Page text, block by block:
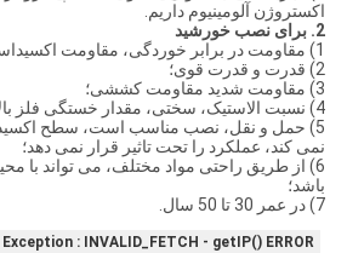
اکستروژن آلومینیوم داریم.
2. برای نصب خورشید
1) مقاومت در برابر خوردگی، مقاومت اکسیداسیون قوی است.
2) قدرت و قدرت قوی؛
3) مقاومت شدید مقاومت کششی؛
4) نسبت الاستیک، سختی، مقدار خستگی فلز بالا؛
5) حمل و نقل، نصب مناسب است، سطح
نمی کند، عملکرد را تحت تاثیر قرار نمی دهد؛
6) از طریق راحتی مواد مختلف، می تواند با
باشد؛
7) در عمر 30 تا 50 سال.
Exception : INVALID_FETCH - getIP() ERROR